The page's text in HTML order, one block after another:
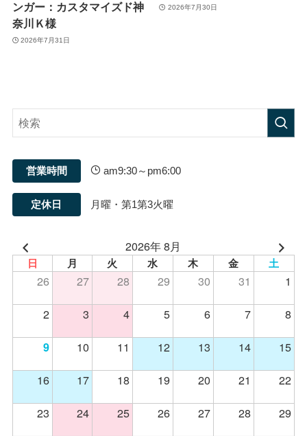
ンガー：カスタマイズド神
奈川Ｋ様
2026年7月31日
2026年7月30日
営業時間 am9:30～pm6:00
定休日 月曜・第1第3火曜
2026年 8月
日 月 火 水 木 金 土
26 27 28 29 30 31
1
2
3 4 5 6 7 8
9 10 11 12 13 14
15
16
17 18 19 20 21
22
23
24 25 26 27 28
29